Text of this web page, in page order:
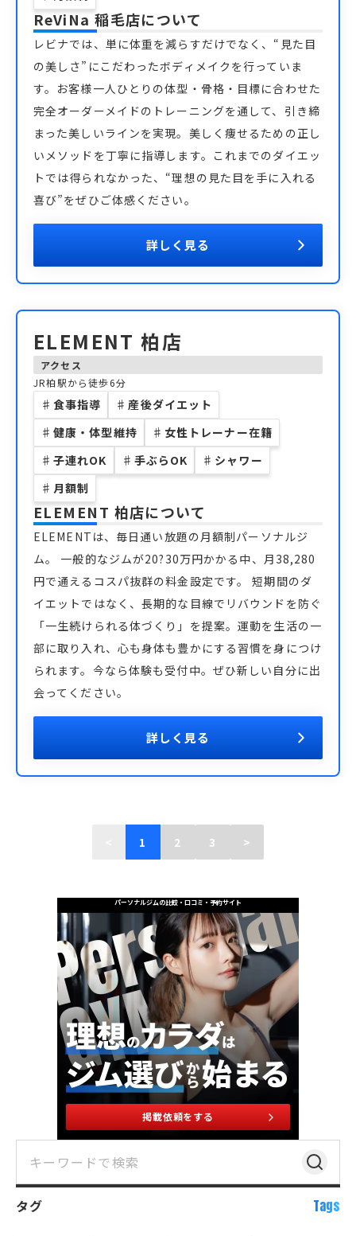
ReViNa 稲毛店について
レビナでは、単に体重を減らすだけでなく、“見た目
の美しさ”にこだわったボディメイクを行っていま
す。お客様一人ひとりの体型・骨格・目標に合わせた
完全オーダーメイドのトレーニングを通して、引き締
まった美しいラインを実現。美しく痩せるための正し
いメソッドを丁寧に指導します。これまでのダイエッ
トでは得られなかった、“理想の見た目を手に入れる
喜び”をぜひご体感ください。
詳しく見る
ELEMENT 柏店
アクセス
JR柏駅から徒歩6分
♯ 食事指導 ♯ 産後ダイエット
♯ 健康・体型維持 ♯ 女性トレーナー在籍
♯ 子連れOK ♯ 手ぶらOK ♯ シャワー
♯ 月額制
ELEMENT 柏店について
ELEMENTは、毎日通い放題の月額制パーソナルジ
ム。 一般的なジムが20?30万円かかる中、月38,280
円で通えるコスパ抜群の料金設定です。 短期間のダ
イエットではなく、長期的な目線でリバウンドを防ぐ
「一生続けられる体づくり」を提案。運動を生活の一
部に取り入れ、心も身体も豊かにする習慣を身につけ
られます。今なら体験も受付中。ぜひ新しい自分に出
会ってください。
詳しく見る
1 2 3 >
パーソナルジムの比較・口コミ・予約サイト
掲載依頼をする
タグ Tags